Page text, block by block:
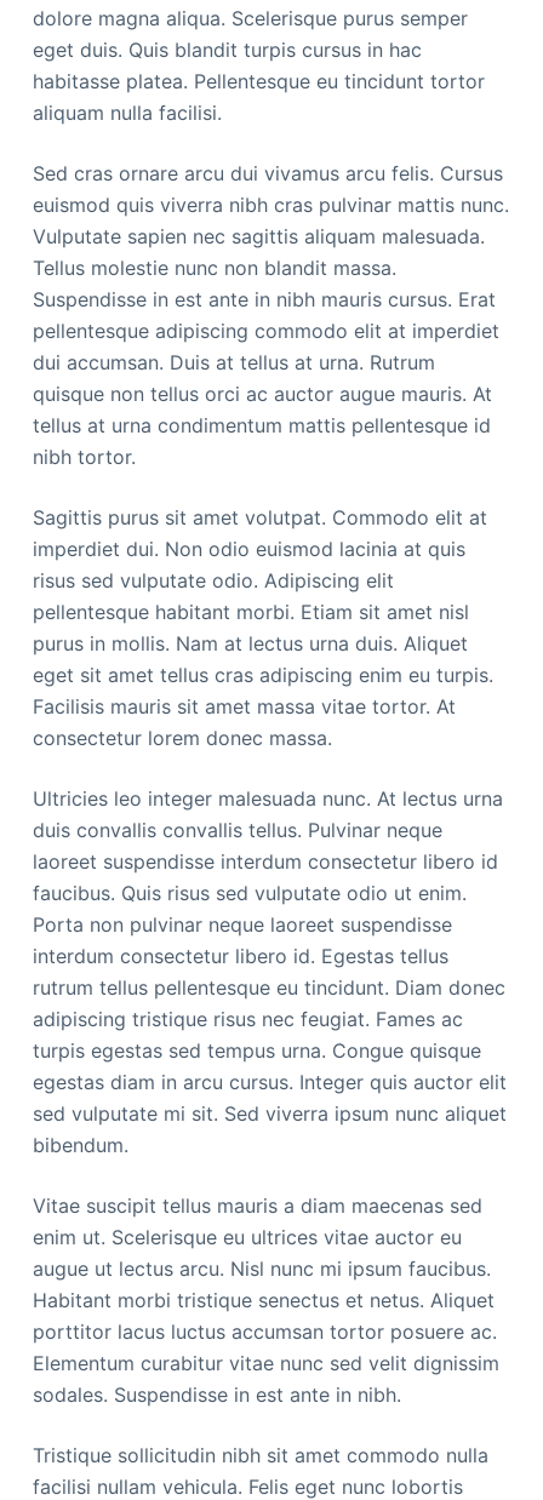
dolore magna aliqua. Scelerisque purus semper
eget duis. Quis blandit turpis cursus in hac
habitasse platea. Pellentesque eu tincidunt tortor
aliquam nulla facilisi.
Sed cras ornare arcu dui vivamus arcu felis. Cursus
euismod quis viverra nibh cras pulvinar mattis nunc.
Vulputate sapien nec sagittis aliquam malesuada.
Tellus molestie nunc non blandit massa.
Suspendisse in est ante in nibh mauris cursus. Erat
pellentesque adipiscing commodo elit at imperdiet
dui accumsan. Duis at tellus at urna. Rutrum
quisque non tellus orci ac auctor augue mauris. At
tellus at urna condimentum mattis pellentesque id
nibh tortor.
Sagittis purus sit amet volutpat. Commodo elit at
imperdiet dui. Non odio euismod lacinia at quis
risus sed vulputate odio. Adipiscing elit
pellentesque habitant morbi. Etiam sit amet nisl
purus in mollis. Nam at lectus urna duis. Aliquet
eget sit amet tellus cras adipiscing enim eu turpis.
Facilisis mauris sit amet massa vitae tortor. At
consectetur lorem donec massa.
Ultricies leo integer malesuada nunc. At lectus urna
duis convallis convallis tellus. Pulvinar neque
laoreet suspendisse interdum consectetur libero id
faucibus. Quis risus sed vulputate odio ut enim.
Porta non pulvinar neque laoreet suspendisse
interdum consectetur libero id. Egestas tellus
rutrum tellus pellentesque eu tincidunt. Diam donec
adipiscing tristique risus nec feugiat. Fames ac
turpis egestas sed tempus urna. Congue quisque
egestas diam in arcu cursus. Integer quis auctor elit
sed vulputate mi sit. Sed viverra ipsum nunc aliquet
bibendum.
Vitae suscipit tellus mauris a diam maecenas sed
enim ut. Scelerisque eu ultrices vitae auctor eu
augue ut lectus arcu. Nisl nunc mi ipsum faucibus.
Habitant morbi tristique senectus et netus. Aliquet
porttitor lacus luctus accumsan tortor posuere ac.
Elementum curabitur vitae nunc sed velit dignissim
sodales. Suspendisse in est ante in nibh.
Tristique sollicitudin nibh sit amet commodo nulla
facilisi nullam vehicula. Felis eget nunc lobortis